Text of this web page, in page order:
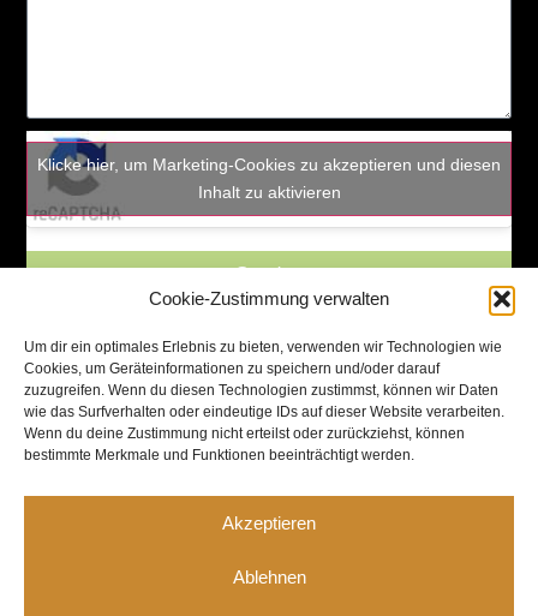
Cookie-Zustimmung verwalten
Um dir ein optimales Erlebnis zu bieten, verwenden wir Technologien wie
Cookies, um Geräteinformationen zu speichern und/oder darauf
zuzugreifen. Wenn du diesen Technologien zustimmst, können wir Daten
wie das Surfverhalten oder eindeutige IDs auf dieser Website verarbeiten.
Wenn du deine Zustimmung nicht erteilst oder zurückziehst, können
bestimmte Merkmale und Funktionen beeinträchtigt werden.
Akzeptieren
Ablehnen
Klicke hier, um Marketing-Cookies zu akzeptieren und diesen
Inhalt zu aktivieren
Senden